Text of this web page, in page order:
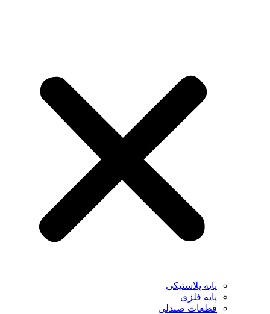
پایه پلاستیکی
پایه فلزی
قطعات صندلی